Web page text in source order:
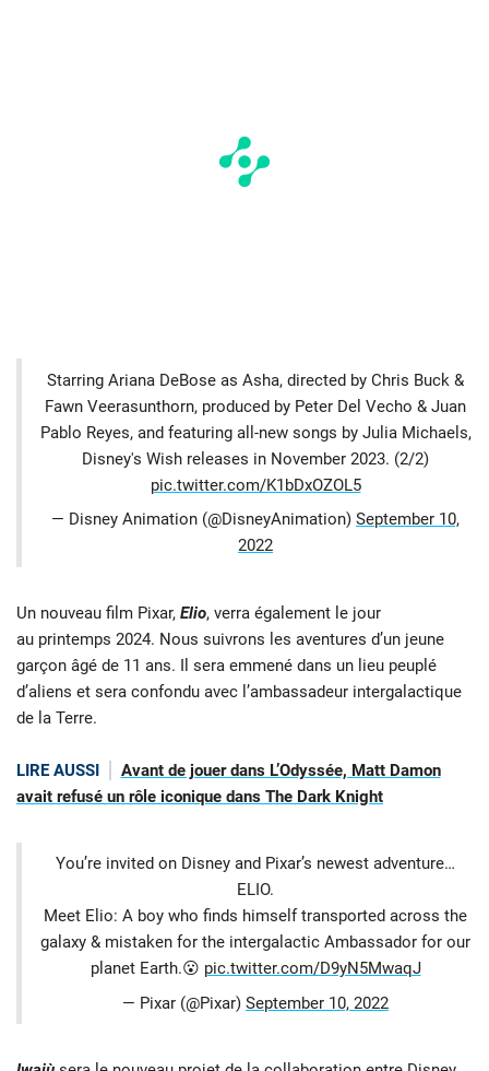
Starring Ariana DeBose as Asha, directed by Chris Buck &
Fawn Veerasunthorn, produced by Peter Del Vecho & Juan
Pablo Reyes, and featuring all-new songs by Julia Michaels,
Disney's Wish releases in November 2023. (2/2)
pic.twitter.com/K1bDxOZOL5
— Disney Animation (@DisneyAnimation) September 10,
2022
Un nouveau film Pixar, Elio, verra également le jour
au printemps 2024. Nous suivrons les aventures d’un jeune
garçon âgé de 11 ans. Il sera emmené dans un lieu peuplé
d’aliens et sera confondu avec l’ambassadeur intergalactique
de la Terre.
LIRE AUSSI
Avant de jouer dans L’Odyssée, Matt Damon
avait refusé un rôle iconique dans The Dark Knight
You’re invited on Disney and Pixar’s newest adventure…
ELIO.
Meet Elio: A boy who finds himself transported across the
galaxy & mistaken for the intergalactic Ambassador for our
planet Earth.😮 pic.twitter.com/D9yN5MwaqJ
— Pixar (@Pixar) September 10, 2022